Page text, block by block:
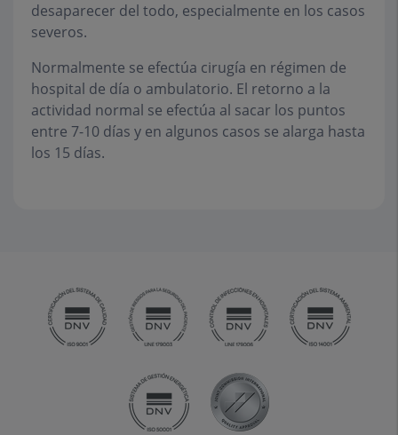
desaparecer del todo, especialmente en los casos
severos.
Normalmente se efectúa cirugía en régimen de
hospital de día o ambulatorio. El retorno a la
actividad normal se efectúa al sacar los puntos
entre 7-10 días y en algunos casos se alarga hasta
los 15 días.